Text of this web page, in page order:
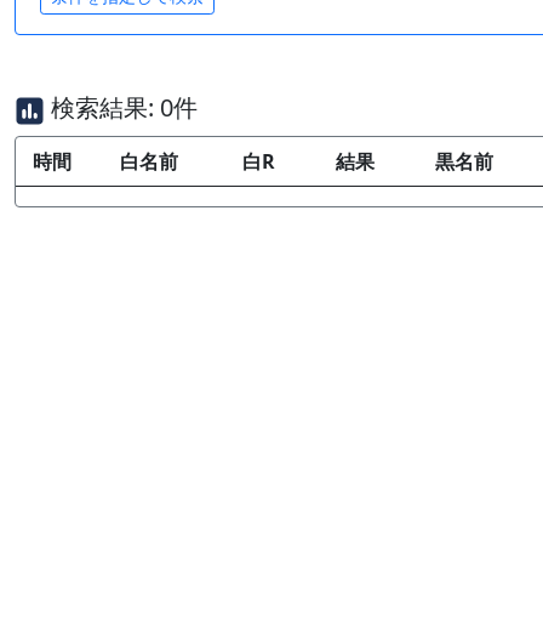
検索結果: 0件
時間 白名前 白R 結果 黒名前